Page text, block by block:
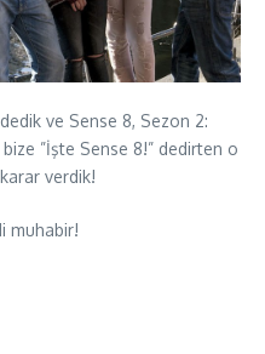
ve Sense 8, Sezon 2:
”İşte Sense 8!” dedirten o
verdik!
muhabir!